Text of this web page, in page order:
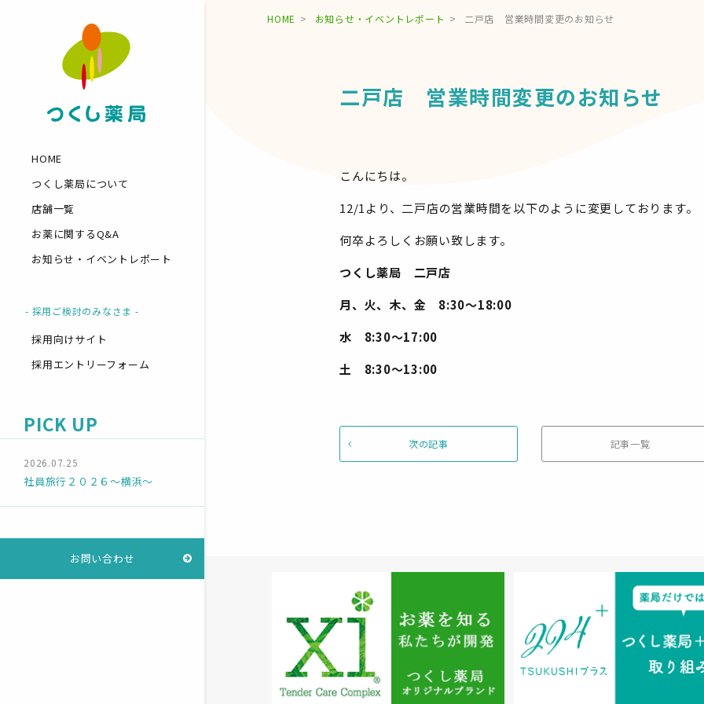
HOME
つくし薬局について
店舗一覧
お薬に関するQ&A
お知らせ・イベントレポート
- 採用ご検討のみなさま -
採用向けサイト
採用エントリーフォーム
PICK UP
2026.07.25
社員旅行２０２６～横浜～
お問い合わせ
HOME お知らせ・イベントレポート 二戸店 営業時間変更のお知らせ
二戸店 営業時間変更のお知らせ
こんにちは。
12/1より、二戸店の営業時間を以下のように変更しております。
何卒よろしくお願い致します。
つくし薬局 二戸店
月、火、木、金 8:30～18:00
水 8:30～17:00
土 8:30～13:00
次の記事 記事一覧